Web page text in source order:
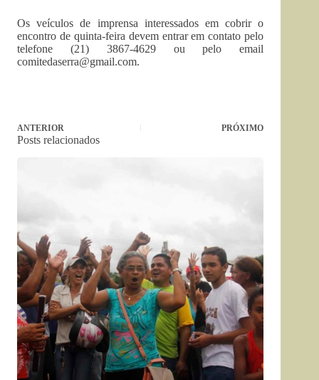
Os veículos de imprensa interessados em cobrir o
encontro de quinta-feira devem entrar em contato pelo
telefone (21) 3867-4629 ou pelo email
comitedaserra@gmail.com.
ANTERIOR PRÓXIMO
Posts relacionados